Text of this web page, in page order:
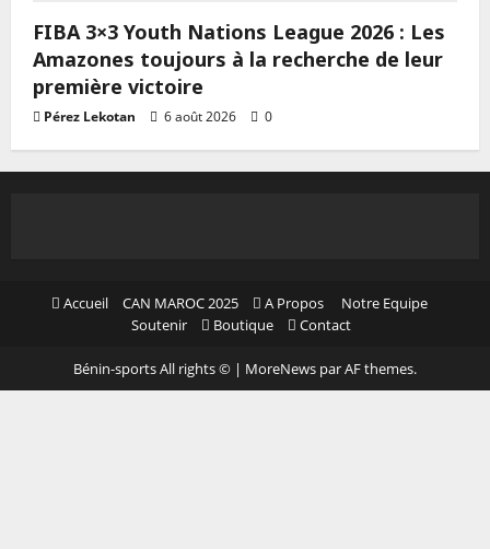
FIBA 3×3 Youth Nations League 2026 : Les
Amazones toujours à la recherche de leur
première victoire
Pérez Lekotan 6 août 2026 0
Accueil CAN MAROC 2025 A Propos
Notre Equipe
Soutenir
Boutique Contact
Bénin-sports All rights © | MoreNews par AF themes.